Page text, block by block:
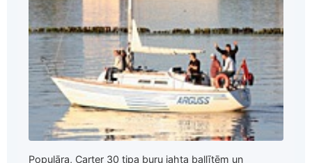
Populāra, Carter 30 tipa buru jahta ballītēm un